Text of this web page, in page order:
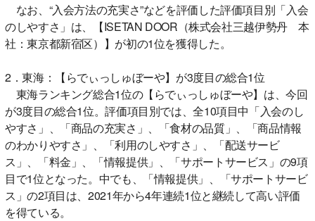
なお、“入会方法の充実さ”などを評価した評価項目別「入会
のしやすさ」は、【ISETAN DOOR（株式会社三越伊勢丹 本
社：東京都新宿区）】が初の1位を獲得した。
2．東海：【らでぃっしゅぼーや】が3度目の総合1位
東海ランキング総合1位の【らでぃっしゅぼーや】は、今回
が3度目の総合1位。評価項目別では、全10項目中「入会のし
やすさ」、「商品の充実さ」、「食材の品質」、「商品情報
のわかりやすさ」、「利用のしやすさ」、「配送サービ
ス」、「料金」、「情報提供」、「サポートサービス」の9項
目で1位となった。中でも、「情報提供」、「サポートサービ
ス」の2項目は、2021年から4年連続1位と継続して高い評価
を得ている。